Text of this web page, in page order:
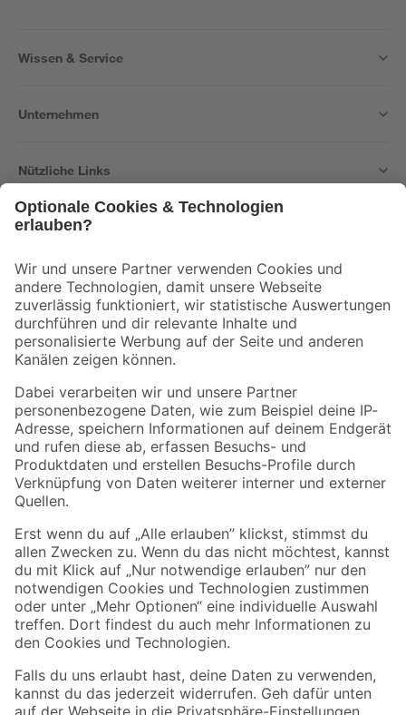
Wissen & Service
Unternehmen
Nützliche Links
Der toom Newsletter: Keine Angebote und Aktionen mehr verpassen!
Zur Newsletter Anmeldung
Folge uns
Zahlungsarten Versandarten
Sicher einkaufen
Jetzt die toom-App herunterladen
Alle Preisangaben in EUR inkl. gesetzl. MwSt.. Die dargestellten Angebote sind unter
Umständen nicht in allen Märkten verfügbar. Die angegebenen Verfügbarkeiten beziehen